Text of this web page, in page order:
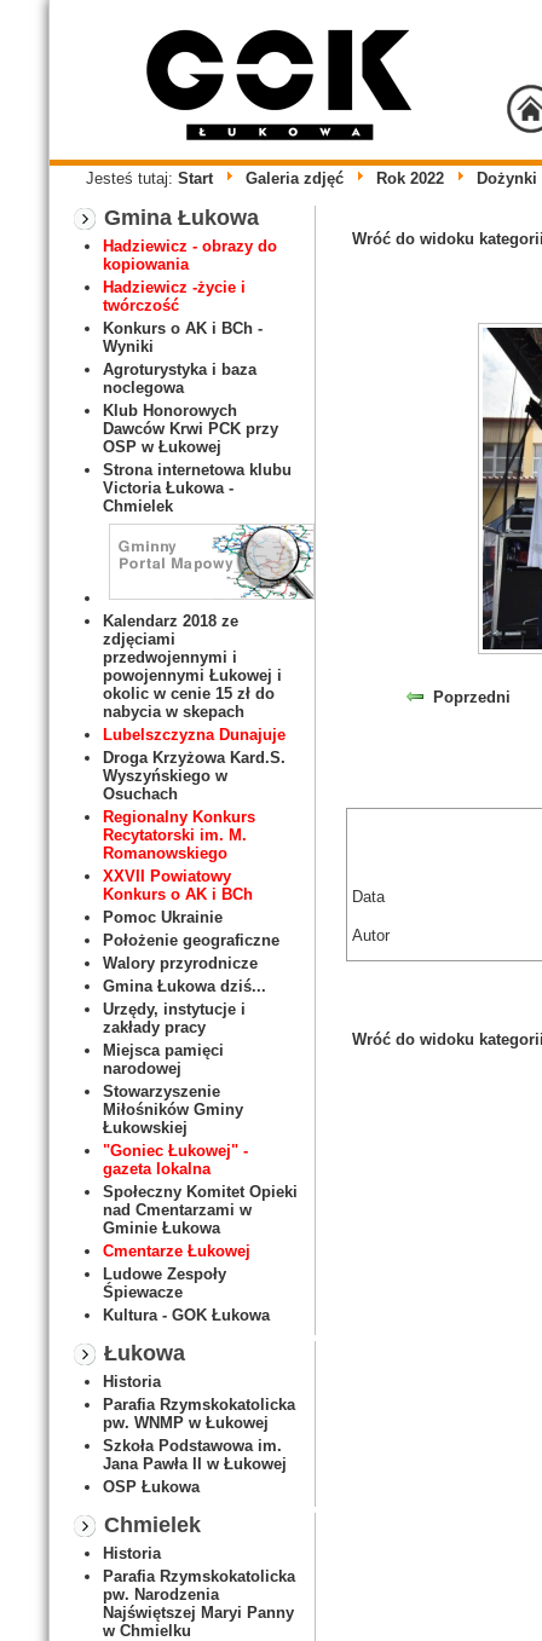
Jesteś tutaj: Start Galeria zdjęć Rok 2022
Gmina Łukowa
Hadziewicz - obrazy do
kopiowania
Hadziewicz -życie i
twórczość
Konkurs o AK i BCh -
Wyniki
Agroturystyka i baza
noclegowa
Klub Honorowych
Dawców Krwi PCK przy
OSP w Łukowej
Strona internetowa klubu
Victoria Łukowa -
Chmielek
Kalendarz 2018 ze
zdjęciami
przedwojennymi i
powojennymi Łukowej i
okolic w cenie 15 zł do
nabycia w skepach
Lubelszczyzna Dunajuje
Droga Krzyżowa Kard.S.
Wyszyńskiego w
Osuchach
Regionalny Konkurs
Recytatorski im. M.
Romanowskiego
XXVII Powiatowy
Konkurs o AK i BCh
Pomoc Ukrainie
Położenie geograficzne
Walory przyrodnicze
Gmina Łukowa dziś...
Urzędy, instytucje i
zakłady pracy
Miejsca pamięci
narodowej
Stowarzyszenie
Miłośników Gminy
Łukowskiej
"Goniec Łukowej" -
gazeta lokalna
Społeczny Komitet Opieki
nad Cmentarzami w
Gminie Łukowa
Cmentarze Łukowej
Ludowe Zespoły
Śpiewacze
Kultura - GOK Łukowa
Łukowa
Historia
Parafia Rzymskokatolicka
pw. WNMP w Łukowej
Szkoła Podstawowa im.
Jana Pawła II w Łukowej
OSP Łukowa
Chmielek
Historia
Parafia Rzymskokatolicka
pw. Narodzenia
Najświętszej Maryi Panny
w Chmielku
Wróć do widoku
Poprzedni
Data
Autor
Wróć do widoku